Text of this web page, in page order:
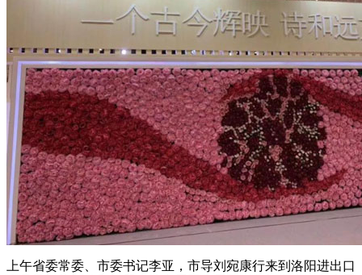
上午省委常委、市委书记李亚，市导刘宛康行来到洛阳进出口